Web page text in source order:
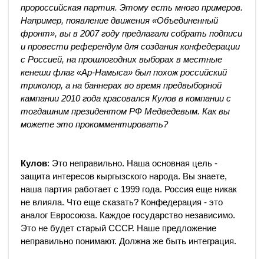
пророссийская партия. Этому есть много примеров.
Например, появление движения «Объединенный
фронт», вы в 2007 году предлагали собрать подписи
и провести референдум для создания конфедерации
с Россией, на прошлогодних выборах в местные
кенеши флаг «Ар-Намыса» был похож российский
триколор, а на баннерах во время предвыборной
кампании 2010 года красовался Кулов в компании с
тогдашним президентом РФ Медведевым. Как вы
можете это прокомментировать?
Кулов: Это неправильно. Наша основная цель -
защита интересов кыргызского народа. Вы знаете,
наша партия работает с 1999 года. Россия еще никак
не влияла. Что еще сказать? Конфедерация - это
аналог Евросоюза. Каждое государство независимо.
Это не будет старый СССР. Наше предложение
неправильно понимают. Должна же быть интеграция.